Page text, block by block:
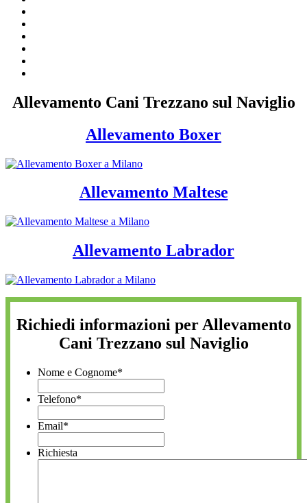
Allevamento Cani Trezzano sul Naviglio
Allevamento Boxer
Allevamento Maltese
Allevamento Labrador
Richiedi informazioni per Allevamento
Cani Trezzano sul Naviglio
Nome e Cognome*
Telefono*
Email*
Richiesta